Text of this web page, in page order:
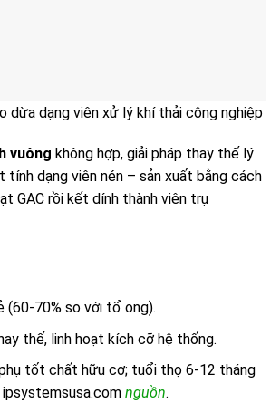
dừa dạng viên xử lý khí thải công nghiệp
vuông không hợp, giải pháp thay thế lý
tính dạng viên nén – sản xuất bằng cách
GAC rồi kết dính thành viên trụ
(60-70% so với tổ ong).
thế, linh hoạt kích cỡ hệ thống.
tốt chất hữu cơ; tuổi thọ 6-12 tháng
nguồn.